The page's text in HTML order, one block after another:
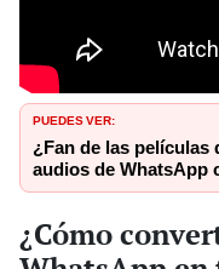
PUEDES VER:
¿Fan de las películas
audios de WhatsApp
¿Cómo